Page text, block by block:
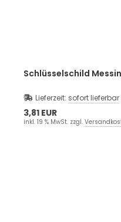
Schlüsselschild
Lieferzeit: sofort lieferbar
3,81 EUR
inkl. 19 % MwSt. zzgl.